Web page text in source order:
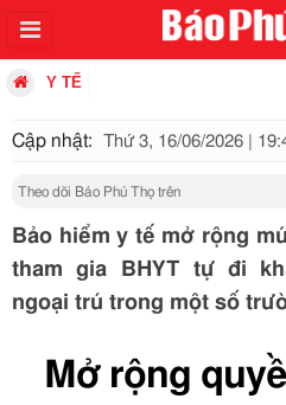
Y TẾ
Cập nhật: Thứ 3, 16/06/2026 |
Theo dõi Báo Phú Thọ trên
Bảo hiểm y tế mở rộng
tham gia BHYT tự đi
ngoại trú trong một số
Mở rộng